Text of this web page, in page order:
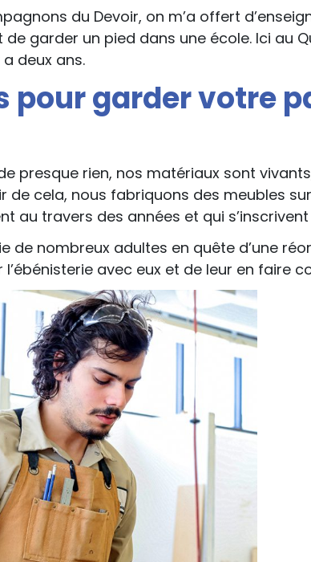
du Devoir, on m’a offert
garder un pied dans une école. Ici au
deux ans.
garder votre
presque rien, nos matériaux sont
de cela, nous fabriquons des meubles
au travers des années et qui
de nombreux adultes en quête d’une
avec eux et de leur en faire